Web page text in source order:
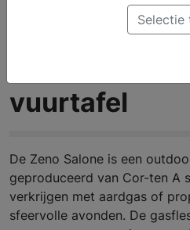
Zeno Salone
vuurtafel
De Zeno Salone is een
geproduceerd van Cor-ten A
verkrijgen met aardgas of
sfeervolle avonden. De
Selectie